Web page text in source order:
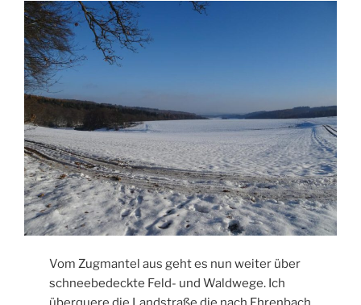
Vom Zugmantel aus geht es nun weiter über
schneebedeckte Feld- und Waldwege. Ich